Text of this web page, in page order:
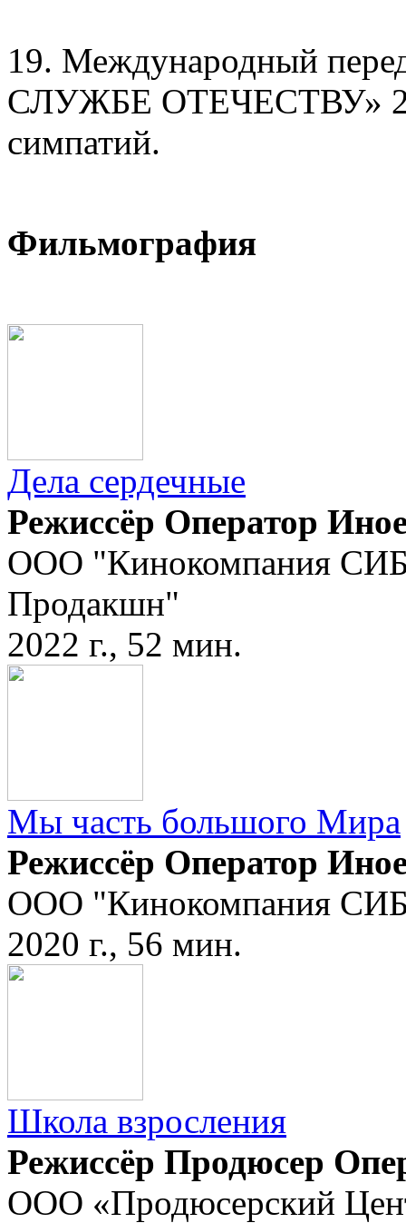
19. Международный
СЛУЖБЕ ОТЕЧЕСТВУ»
симпатий.
Фильмография
Дела сердечные
Режиссёр Оператор
ООО "Кинокомпания
Продакшн"
2022 г., 52 мин.
Мы часть большого Мира
Режиссёр Оператор
ООО "Кинокомпания
2020 г., 56 мин.
Школа взросления
Режиссёр Продюсер
ООО «Продюсерский